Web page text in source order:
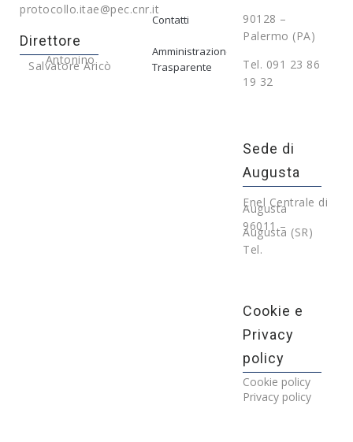
protocollo.itae@pec.cnr.it
Direttore
Antonino
Salvatore Aricò
Contatti
Amministrazione
Trasparente
90128 –
Palermo (PA)
Tel. 091 23 86
19 32
Sede di
Augusta
Enel Centrale di
Augusta
96011 –
Augusta (SR)
Tel.
Cookie e
Privacy
policy
Cookie policy
Privacy policy